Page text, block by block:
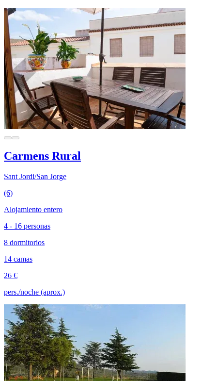
Carmens Rural
Sant Jordi/San Jorge
(6)
Alojamiento entero
4 - 16 personas
8 dormitorios
14 camas
26 €
pers./noche (aprox.)